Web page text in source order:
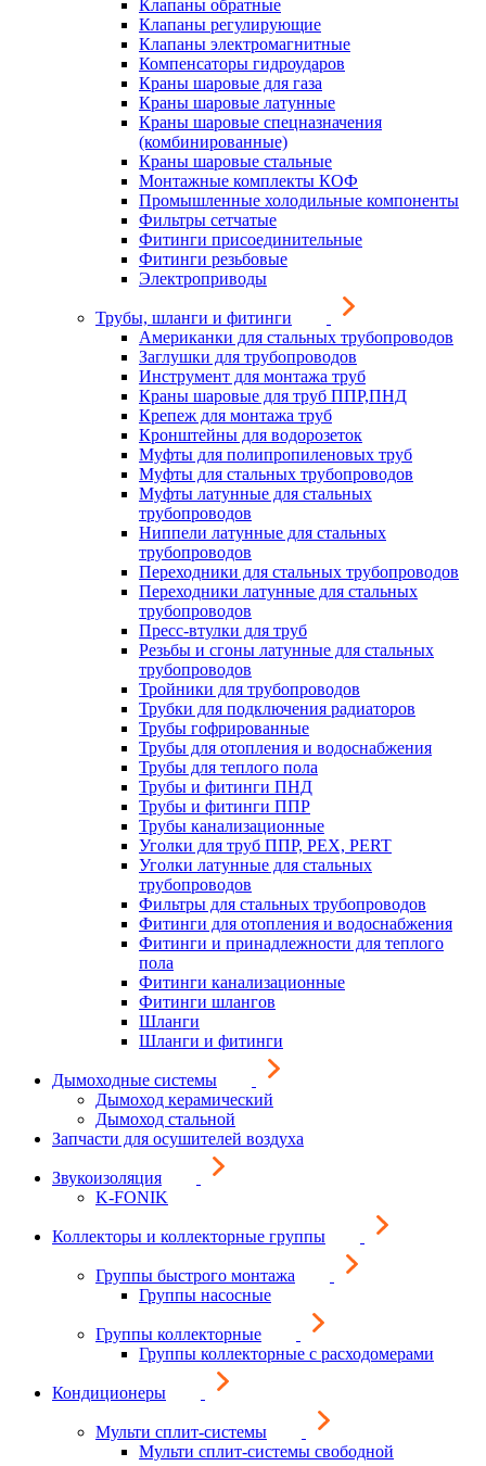
Клапаны обратные
Клапаны регулирующие
Клапаны электромагнитные
Компенсаторы гидроударов
Краны шаровые для газа
Краны шаровые латунные
Краны шаровые спецназначения
(комбинированные)
Краны шаровые стальные
Монтажные комплекты КОФ
Промышленные холодильные компоненты
Фильтры сетчатые
Фитинги присоединительные
Фитинги резьбовые
Электроприводы
Трубы, шланги и фитинги
Американки для стальных трубопроводов
Заглушки для трубопроводов
Инструмент для монтажа труб
Краны шаровые для труб ППР,ПНД
Крепеж для монтажа труб
Кронштейны для водорозеток
Муфты для полипропиленовых труб
Муфты для стальных трубопроводов
Муфты латунные для стальных
трубопроводов
Ниппели латунные для стальных
трубопроводов
Переходники для стальных трубопроводов
Переходники латунные для стальных
трубопроводов
Пресс-втулки для труб
Резьбы и сгоны латунные для стальных
трубопроводов
Тройники для трубопроводов
Трубки для подключения радиаторов
Трубы гофрированные
Трубы для отопления и водоснабжения
Трубы для теплого пола
Трубы и фитинги ПНД
Трубы и фитинги ППР
Трубы канализационные
Уголки для труб ППР, PEX, PERT
Уголки латунные для стальных
трубопроводов
Фильтры для стальных трубопроводов
Фитинги для отопления и водоснабжения
Фитинги и принадлежности для теплого
пола
Фитинги канализационные
Фитинги шлангов
Шланги
Шланги и фитинги
Дымоходные системы
Дымоход керамический
Дымоход стальной
Запчасти для осушителей воздуха
Звукоизоляция
K-FONIK
Коллекторы и коллекторные группы
Группы быстрого монтажа
Группы насосные
Группы коллекторные
Группы коллекторные с расходомерами
Кондиционеры
Мульти сплит-системы
Мульти сплит-системы свободной